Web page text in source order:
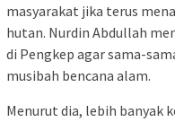
masyarakat jika terus
hutan. Nurdin Abdullah
di Pengkep agar sama-
musibah bencana alam.
Menurut dia, lebih banyak